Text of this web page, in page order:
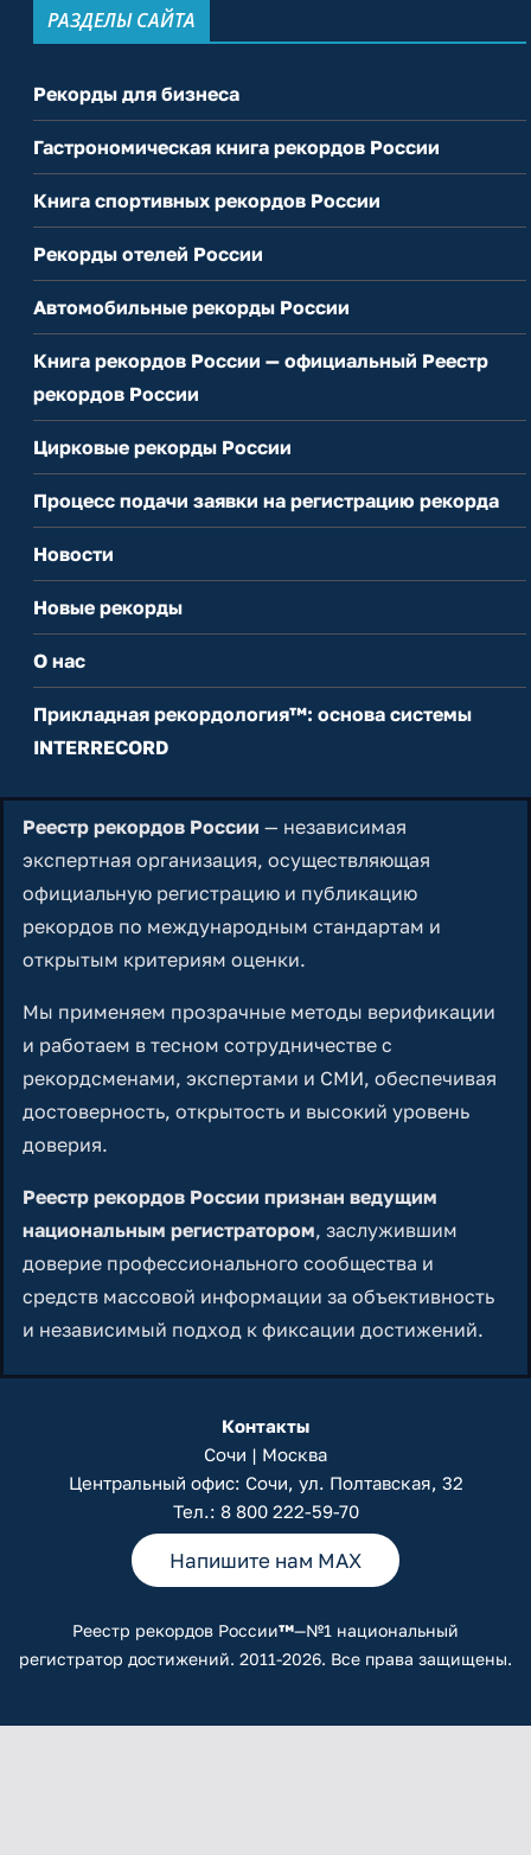
РАЗДЕЛЫ САЙТА
Рекорды для бизнеса
Гастрономическая книга рекордов России
Книга спортивных рекордов России
Рекорды отелей России
Автомобильные рекорды России
Книга рекордов России — официальный Реестр
рекордов России
Цирковые рекорды России
Процесс подачи заявки на регистрацию рекорда
Новости
Новые рекорды
О нас
Прикладная рекордология™: основа системы
INTERRECORD
Реестр рекордов России — независимая
экспертная организация, осуществляющая
официальную регистрацию и публикацию
рекордов по международным стандартам и
открытым критериям оценки.
Мы применяем прозрачные методы верификации
и работаем в тесном сотрудничестве с
рекордсменами, экспертами и СМИ, обеспечивая
достоверность, открытость и высокий уровень
доверия.
Реестр рекордов России признан ведущим
национальным регистратором, заслужившим
доверие профессионального сообщества и
средств массовой информации за объективность
и независимый подход к фиксации достижений.
Контакты
Сочи | Москва
Центральный офис: Сочи, ул. Полтавская, 32
Тел.: 8 800 222-59-70
Напишите нам MAX
Реестр рекордов России™—№1 национальный
регистратор достижений. 2011-2026. Все права защищены.